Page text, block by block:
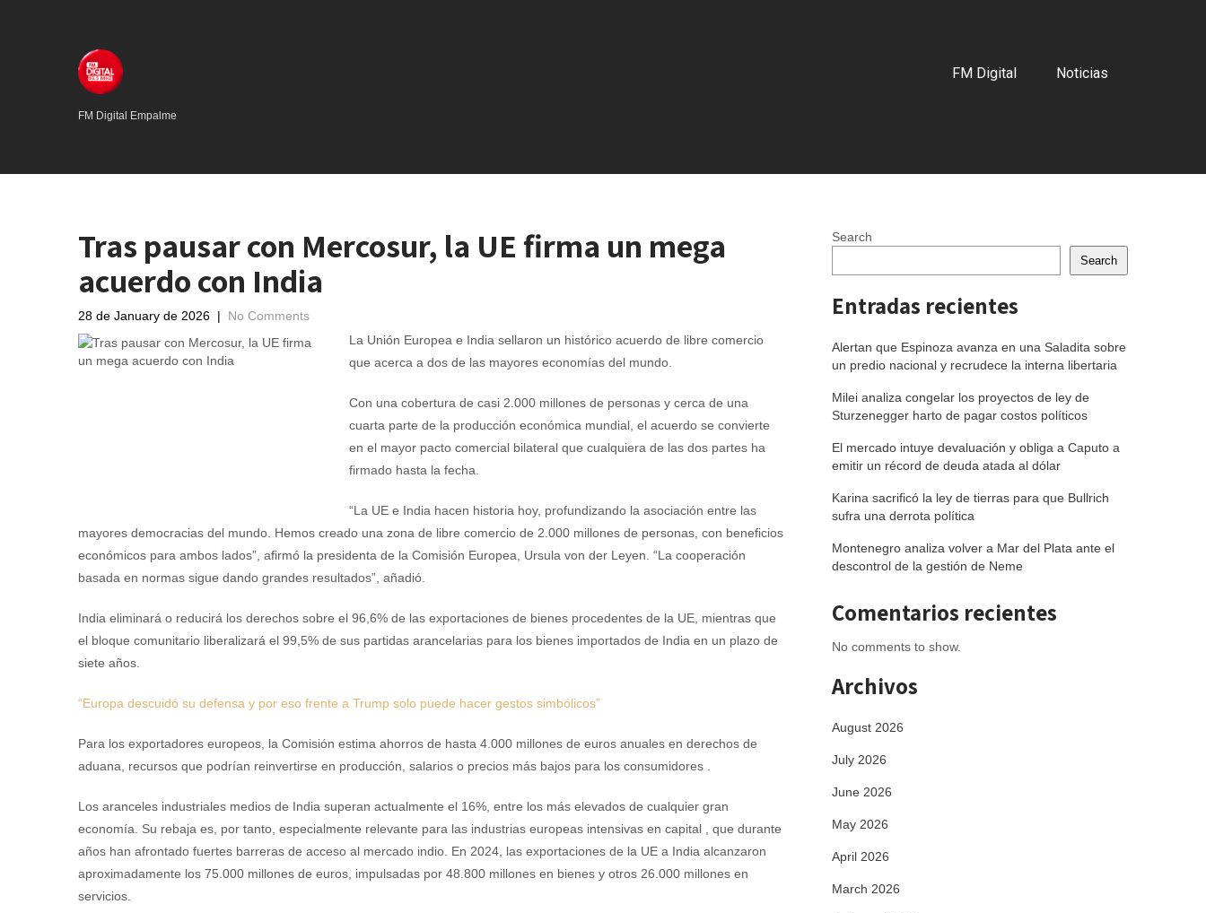
FM Digital Empalme
FM Digital Noticias
Tras pausar con Mercosur, la UE firma un mega
acuerdo con India
28 de January de 2026 | No Comments
La Unión Europea e India sellaron un histórico acuerdo de libre comercio
que acerca a dos de las mayores economías del mundo.
Con una cobertura de casi 2.000 millones de personas y cerca de una
cuarta parte de la producción económica mundial, el acuerdo se convierte
en el mayor pacto comercial bilateral que cualquiera de las dos partes ha
firmado hasta la fecha.
“La UE e India hacen historia hoy, profundizando la asociación entre las
mayores democracias del mundo. Hemos creado una zona de libre comercio de 2.000 millones de personas, con beneficios
económicos para ambos lados”, afirmó la presidenta de la Comisión Europea, Ursula von der Leyen. “La cooperación
basada en normas sigue dando grandes resultados”, añadió.
India eliminará o reducirá los derechos sobre el 96,6% de las exportaciones de bienes procedentes de la UE, mientras que
el bloque comunitario liberalizará el 99,5% de sus partidas arancelarias para los bienes importados de India en un plazo de
siete años.
“Europa descuidó su defensa y por eso frente a Trump solo puede hacer gestos simbólicos”
Para los exportadores europeos, la Comisión estima ahorros de hasta 4.000 millones de euros anuales en derechos de
aduana, recursos que podrían reinvertirse en producción, salarios o precios más bajos para los consumidores .
Los aranceles industriales medios de India superan actualmente el 16%, entre los más elevados de cualquier gran
economía. Su rebaja es, por tanto, especialmente relevante para las industrias europeas intensivas en capital , que durante
años han afrontado fuertes barreras de acceso al mercado indio. En 2024, las exportaciones de la UE a India alcanzaron
aproximadamente los 75.000 millones de euros, impulsadas por 48.800 millones en bienes y otros 26.000 millones en
servicios.
Search
Search
Entradas recientes
Alertan que Espinoza avanza en una Saladita sobre
un predio nacional y recrudece la interna libertaria
Milei analiza congelar los proyectos de ley de
Sturzenegger harto de pagar costos políticos
El mercado intuye devaluación y obliga a Caputo a
emitir un récord de deuda atada al dólar
Karina sacrificó la ley de tierras para que Bullrich
sufra una derrota política
Montenegro analiza volver a Mar del Plata ante el
descontrol de la gestión de Neme
Comentarios recientes
No comments to show.
Archivos
August 2026
July 2026
June 2026
May 2026
April 2026
March 2026